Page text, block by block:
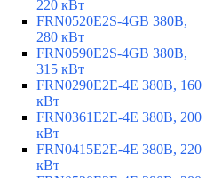
220 кВт
FRN0520E2S-4GB 380В,
280 кВт
FRN0590E2S-4GB 380В,
315 кВт
FRN0290E2E-4E 380В, 160
кВт
FRN0361E2E-4E 380В, 200
кВт
FRN0415E2E-4E 380В, 220
кВт